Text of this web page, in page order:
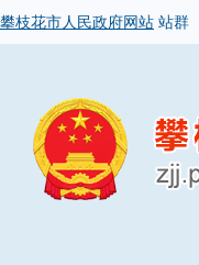
攀枝花市人民政府网站 站群